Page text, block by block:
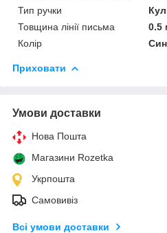
Тип ручки
Товщина лінії письма
0.5
Колір
Приховати
Умови доставки
Нова Пошта
Магазини Rozetka
Укрпошта
Самовивіз
Всі умови доставки